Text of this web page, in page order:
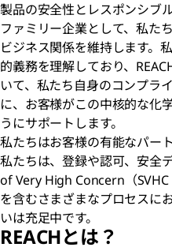
製品の安全性とレスポンシブ
ファミリー企業として、私た
ビジネス関係を維持します。
的義務を理解しており、
いて、私たち自身のコンプラ
に、お客様がこの中核的な化
うにサポートします。
私たちはお客様の有能なパー
私たちは、登録や認可、安全
of Very High Concern（
を含むさまざまなプロセスに
いは充足中です。
REACHとは？